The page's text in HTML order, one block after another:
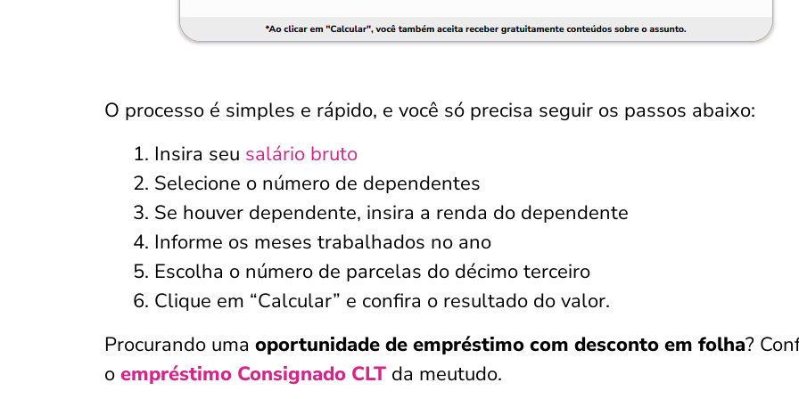
O processo é simples e rápido, e você só precisa seguir os passos abaixo:
Insira seu salário bruto
Selecione o número de dependentes
Se houver dependente, insira a renda do dependente
Informe os meses trabalhados no ano
Escolha o número de parcelas do décimo terceiro
Clique em “Calcular” e confira o resultado do valor.
Procurando uma oportunidade de empréstimo com desconto em folha?
o empréstimo Consignado CLT da meutudo.